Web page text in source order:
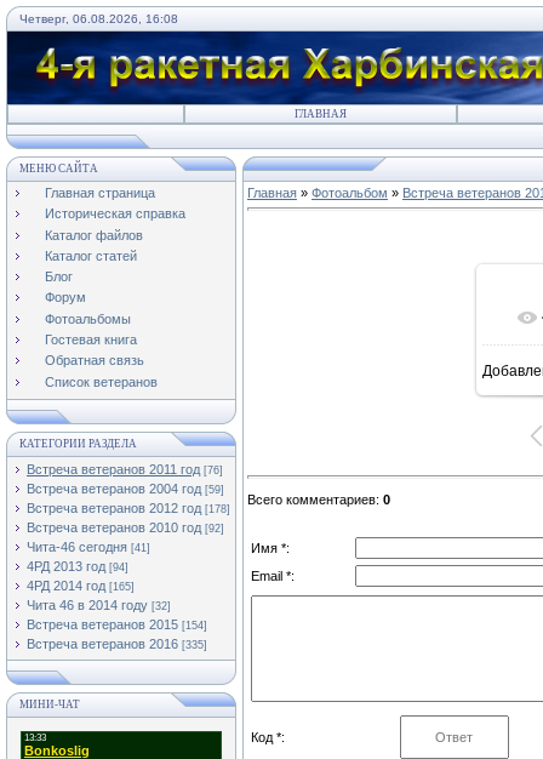
Четверг, 06.08.2026, 16:08
ГЛАВНАЯ
МЕНЮ САЙТА
Главная страница
Историческая справка
Каталог файлов
Каталог статей
Блог
Форум
Фотоальбомы
Гостевая книга
Обратная связь
Список ветеранов
КАТЕГОРИИ РАЗДЕЛА
Встреча ветеранов 2011 год [76]
Встреча ветеранов 2004 год [59]
Встреча ветеранов 2012 год [178]
Встреча ветеранов 2010 год [92]
Чита-46 сегодня [41]
4РД 2013 год [94]
4РД 2014 год [165]
Чита 46 в 2014 году [32]
Встреча ветеранов 2015 [154]
Встреча ветеранов 2016 [335]
МИНИ-ЧАТ
Главная » Фотоальбом » Встреча ветеранов
Всего комментариев: 0
Имя *:
Email *:
Код *: